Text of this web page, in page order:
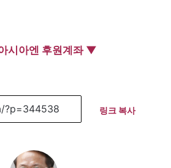
시아엔 후원계좌 ▼
링크 복사